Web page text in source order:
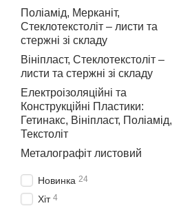
Поліамід, Мерканіт,
Стеклотекстоліт – листи та
стержні зі складу
Вініпласт, Стеклотекстоліт –
листи та стержні зі складу
Електроізоляційні та
Конструкційні Пластики:
Гетинакс, Вініпласт, Поліамід,
Текстоліт
Металографіт листовий
Новинка 24
Хіт 4